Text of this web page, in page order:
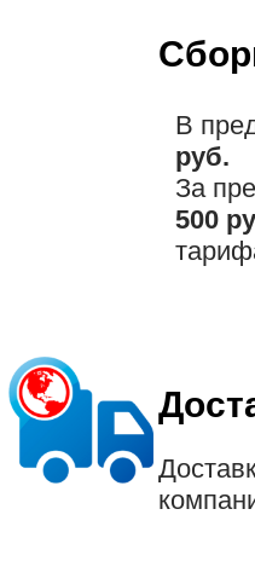
В
руб.
За
500